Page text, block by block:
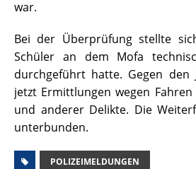
war.
Bei der Überprüfung stellte
Schüler an dem Mofa
durchgeführt hatte. Gegen den
jetzt Ermittlungen wegen
und anderer Delikte. Die
unterbunden.
POLIZEIMELDUNGEN